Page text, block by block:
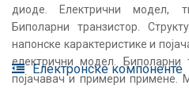
диоде. Електрични модел,
Биполарни транзистор.
напонске карактеристике и
електрични модел. Биполарни
појачавач и примери примене.
Електронске компоненте